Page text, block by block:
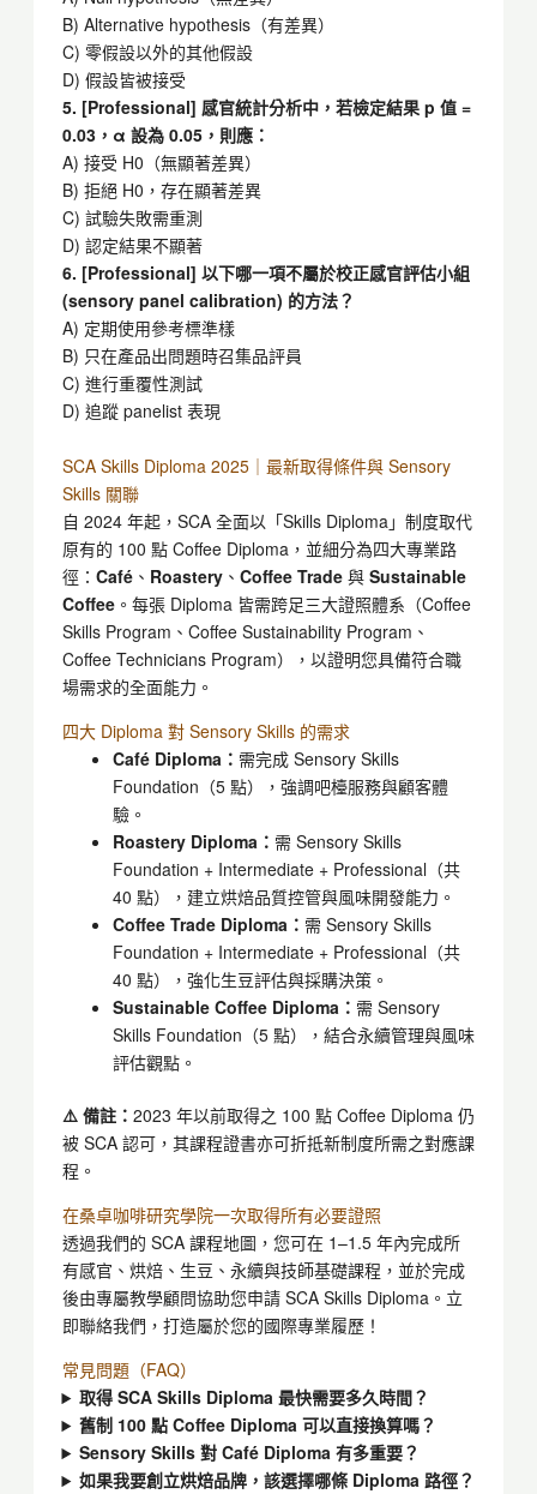
B) Alternative hypothesis（有差異）
C) 零假設以外的其他假設
D) 假設皆被接受
5. [Professional] 感官統計分析中，若檢定結果 p 值 =
0.03，α 設為 0.05，則應：
A) 接受 H0（無顯著差異）
B) 拒絕 H0，存在顯著差異
C) 試驗失敗需重測
D) 認定結果不顯著
6. [Professional] 以下哪一項不屬於校正感官評估小組
(sensory panel calibration) 的方法？
A) 定期使用參考標準樣
B) 只在產品出問題時召集品評員
C) 進行重覆性測試
D) 追蹤 panelist 表現
SCA Skills Diploma 2025｜最新取得條件與 Sensory
Skills關聯
自 2024 年起，SCA 全面以「Skills Diploma」制度取代
原有的 100 點 Coffee Diploma，並細分為四大專業路
徑： Café、 Roastery、 Coffee Trade與 Sustainable
Coffee。每張 Diploma 皆需跨足三大證照體系（Coffee
Skills Program 、 Coffee Sustainability Program 、
Coffee Technicians Program），以證明您具備符合職
場需求的全面能力。
四大 Diploma 對 Sensory Skills的需求
Café Diploma： 需完成 Sensory Skills
Foundation （5 點），強調吧檯服務與顧客體
驗。
Roastery Diploma： 需 Sensory Skills
Foundation + Intermediate + Professional（共
40 點），建立烘焙品質控管與風味開發能力。
Coffee Trade Diploma： 需 Sensory Skills
Foundation + Intermediate + Professional（共
40 點），強化生豆評估與採購決策。
Sustainable Coffee Diploma： 需 Sensory
Skills Foundation （5 點），結合永續管理與風味
評估觀點。
⚠️ 備註： 2023 年以前取得之 100 點 Coffee Diploma仍
被 SCA 認可，其課程證書亦可折抵新制度所需之對應課
程。
在桑卓咖啡研究學院一次取得所有必要證照
透過我們的 SCA課程地圖，您可在 1–1.5 年內完成所
有感官、烘焙、生豆、永續與技師基礎課程，並於完成
後由專屬教學顧問協助您申請 SCA Skills Diploma。立
即聯絡我們，打造屬於您的國際專業履歷！
常見問題（FAQ）
取得SCA Skills Diploma 最快需要多久時間？
舊制 100 點Coffee Diploma 可以直接換算嗎？
Sensory Skills 對 Café Diploma 有多重要？
如果我要創立烘焙品牌，該選擇哪條 Diploma 路徑？